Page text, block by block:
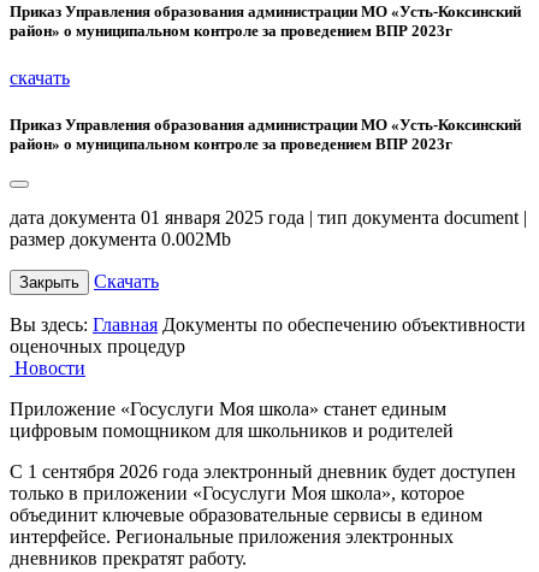
Приказ Управления образования администрации МО «Усть-Коксинский
район» о муниципальном контроле за проведением ВПР 2023г
скачать
Приказ Управления образования администрации МО «Усть-Коксинский
район» о муниципальном контроле за проведением ВПР 2023г
дата документа 01 января 2025 года | тип документа document |
размер документа 0.002Mb
Закрыть Скачать
Вы здесь: Главная Документы по обеспечению объективности
оценочных процедур
Новости
Приложение «Госуслуги Моя школа» станет единым
цифровым помощником для школьников и родителей
С 1 сентября 2026 года электронный дневник будет доступен
только в приложении «Госуслуги Моя школа», которое
объединит ключевые образовательные сервисы в едином
интерфейсе. Региональные приложения электронных
дневников прекратят работу.